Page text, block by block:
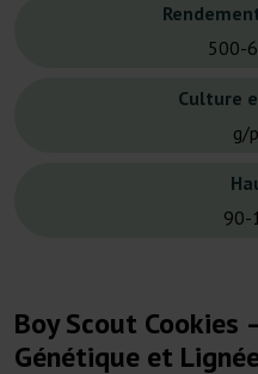
500-
Culture
g/
90-
Boy Scout Cookies
Génétique et